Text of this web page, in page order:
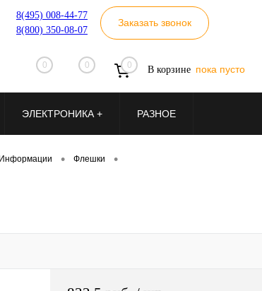
8(495) 008-44-77
8(800) 350-08-07
Заказать звонок
0 0 0 В корзине пока пусто
ЭЛЕКТРОНИКА + РАЗНОЕ
• Флешки •